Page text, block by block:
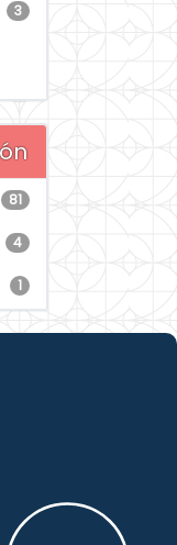
3
81
4
1